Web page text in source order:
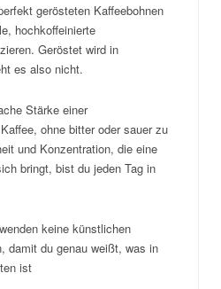
gerösteten Kaffeebohnen
hochkoffeinierte
Geröstet wird in
es also nicht.
Stärke einer
ohne bitter oder sauer zu
und Konzentration, die eine
bringt, bist du jeden Tag in
keine künstlichen
damit du genau weißt, was in
ist